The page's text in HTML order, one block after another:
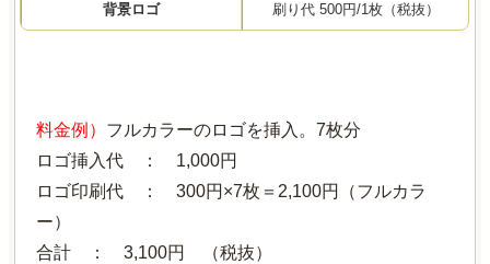
背景ロゴ 刷り代 500円/1枚（税抜）
料金例） フルカラーのロゴを挿入。7枚分
ロゴ挿入代 ： 1,000円
ロゴ印刷代 ： 300円×7枚＝2,100円（フルカラ
ー）
合計 ： 3,100円 （税抜）